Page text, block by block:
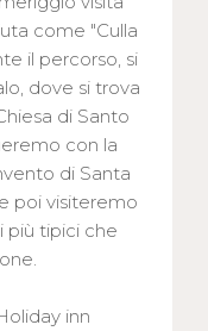
come "Culla
il percorso, si
dove si trova
di Santo
con la
di Santa
poi visiteremo
più tipici che
inn